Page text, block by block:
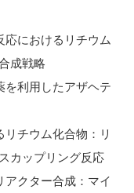
応におけるリチウム
成戦略
を利用したアザヘテ
チウム化合物：リ
カップリング反応
アクター合成：マイ